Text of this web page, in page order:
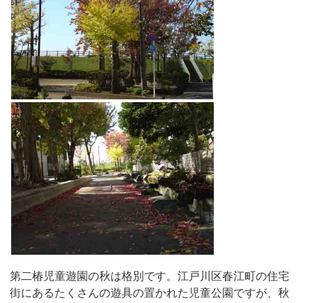
第二椿児童遊園の秋は格別です。江戸川区春江町の住宅
街にあるたくさんの遊具の置かれた児童公園ですが、秋